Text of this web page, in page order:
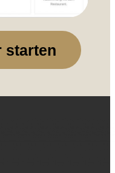
starten